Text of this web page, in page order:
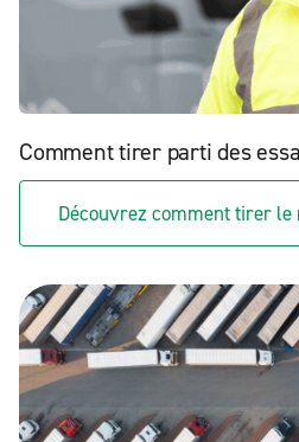
Comment tirer parti des
Découvrez comment tirer